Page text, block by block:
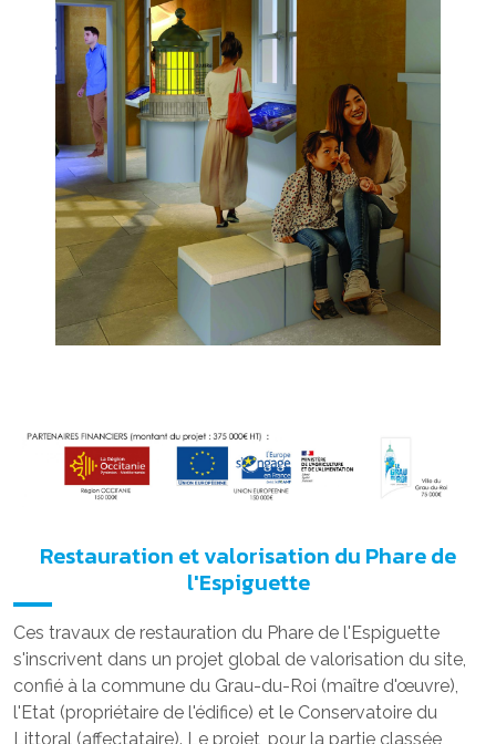
Restauration et valorisation du Phare de
l'Espiguette
Ces travaux de restauration du Phare de l'Espiguette
s'inscrivent dans un projet global de valorisation du site,
confié à la commune du Grau-du-Roi (maître d'œuvre),
l'Etat (propriétaire de l'édifice) et le Conservatoire du
Littoral (affectataire). Le projet, pour la partie classée,